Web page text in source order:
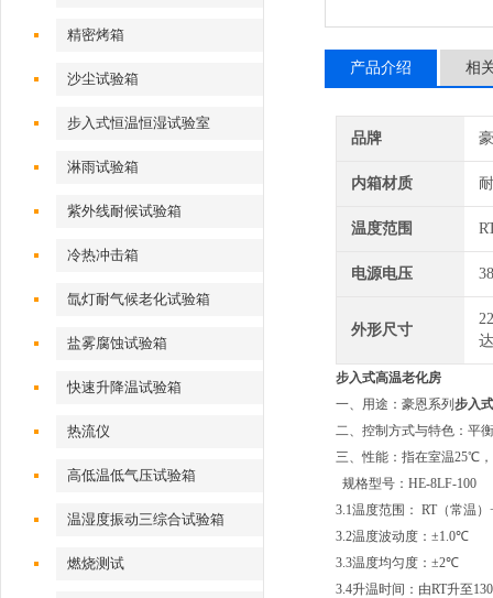
精密烤箱
沙尘试验箱
步入式恒温恒湿试验室
淋雨试验箱
紫外线耐候试验箱
冷热冲击箱
氙灯耐气候老化试验箱
盐雾腐蚀试验箱
快速升降温试验箱
热流仪
高低温低气压试验箱
温湿度振动三综合试验箱
燃烧测试
产品介绍 相
品牌
内箱材质
温度范围
电源电压
外形尺寸
步入式高温老化房
一、用途：豪恩系列 步入
二、控制方式与特色：平
三、性能：指在室温25℃
规格型号：HE-8LF-100
3.1温度范围： RT（常温
3.2温度波动度： ±1.0℃
3.3温度均匀度： ±2℃
3.4升温时间：由RT升至